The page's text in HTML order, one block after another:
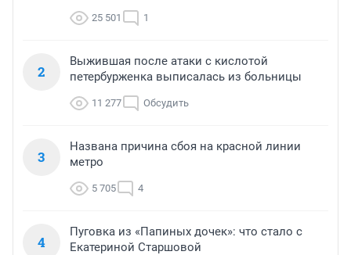
25 501 1
2
Выжившая после атаки с кислотой
петербурженка выписалась из больницы
11 277 Обсудить
3
Названа причина сбоя на красной линии
метро
5 705 4
4
Пуговка из «Папиных дочек»: что стало с
Екатериной Старшовой